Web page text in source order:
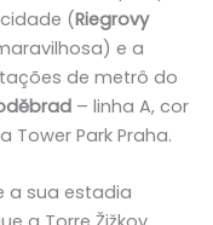
(Riegrovy
e a
de metrô do
– linha A, cor
Tower Park Praha.
a sua estadia